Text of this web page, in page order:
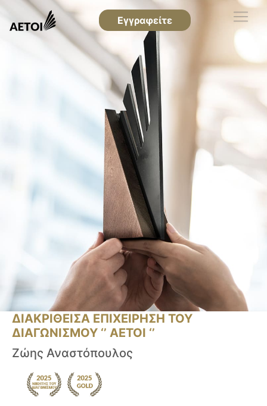
Εγγραφείτε
ΔΙΑΚΡΙΘΕΙΣΑ ΕΠΙΧΕΙΡΗΣΗ ΤΟΥ
ΔΙΑΓΩΝΙΣΜΟΥ ‘’ ΑΕΤΟΙ ‘’
Ζώης Αναστόπουλος